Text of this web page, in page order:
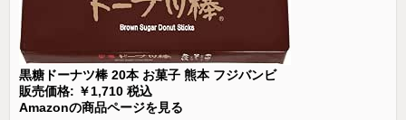
黒糖ドーナツ棒 20本 お菓子 熊本 フジバンビ
販売価格: ￥1,710 税込
Amazonの商品ページを見る